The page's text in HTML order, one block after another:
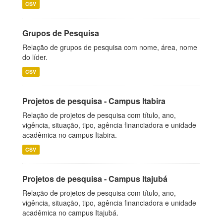
CSV
Grupos de Pesquisa
Relação de grupos de pesquisa com nome, área, nome
do líder.
CSV
Projetos de pesquisa - Campus Itabira
Relação de projetos de pesquisa com título, ano,
vigência, situação, tipo, agência financiadora e unidade
acadêmica no campus Itabira.
CSV
Projetos de pesquisa - Campus Itajubá
Relação de projetos de pesquisa com título, ano,
vigência, situação, tipo, agência financiadora e unidade
acadêmica no campus Itajubá.